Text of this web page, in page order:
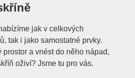
jak v celkových
tak i jako samostatné prvky.
prostor a vnést do něho nápad,
oživí? Jsme tu pro vás.